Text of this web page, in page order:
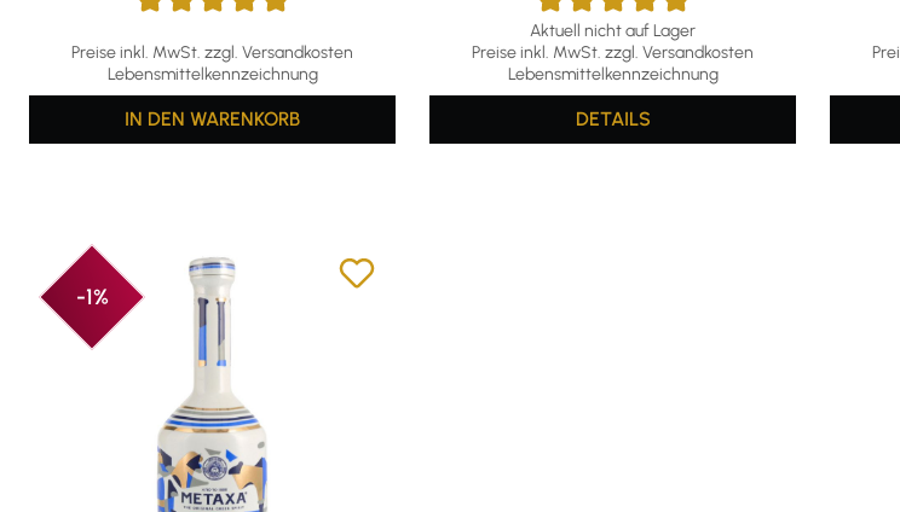
Preise inkl. MwSt. zzgl. Versandkosten
Lebensmittelkennzeichnung
IN DEN WARENKORB
Durchschnittliche Bewertung von 4.9 von 5 Sternen
Aktuell nicht auf Lager
Preise inkl. MwSt. zzgl. Versandkosten
Lebensmittelkennzeichnung
DETAILS
-1%